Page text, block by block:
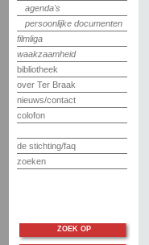
agenda's
persoonlijke documenten
filmliga
waakzaamheid
bibliotheek
over Ter Braak
nieuws/contact
colofon
de stichting/faq
zoeken
ZOEK OP